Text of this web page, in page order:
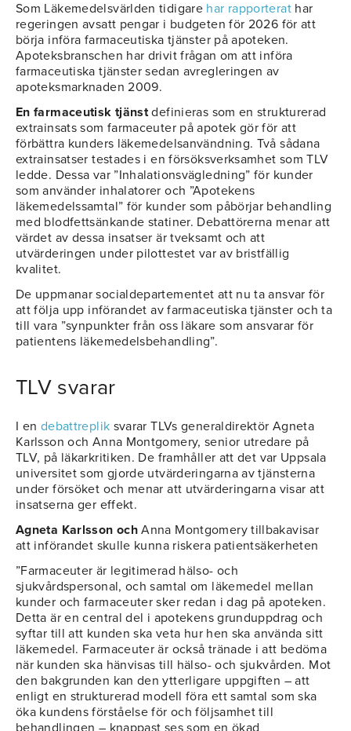
Som Läkemedelsvärlden tidigare har rapporterat har
regeringen avsatt pengar i budgeten för 2026 för att
börja införa farmaceutiska tjänster på apoteken.
Apoteksbranschen har drivit frågan om att införa
farmaceutiska tjänster sedan avregleringen av
apoteksmarknaden 2009.
En farmaceutisk tjänstdefinieras som en strukturerad
extrainsats som farmaceuter på apotek gör för att
förbättra kunders läkemedelsanvändning. Två sådana
extrainsatser testades i en försöksverksamhet som TLV
ledde. Dessa var ”Inhalationsvägledning” för kunder
som använder inhalatorer och ”Apotekens
läkemedelssamtal” för kunder som påbörjar behandling
med blodfettsänkande statiner. Debattörerna menar att
värdet av dessa insatser är tveksamt och att
utvärderingen under pilottestet var av bristfällig
kvalitet.
De uppmanar socialdepartementet att nu ta ansvar för
att följa upp införandet av farmaceutiska tjänster och ta
till vara ”synpunkter från oss läkare som ansvarar för
patientens läkemedelsbehandling”.
TLV svarar
I en debattreplik svarar TLVs generaldirektör Agneta
Karlsson och Anna Montgomery, senior utredare på
TLV, på läkarkritiken. De framhåller att det var Uppsala
universitet som gjorde utvärderingarna av tjänsterna
under försöket och menar att utvärderingarna visar att
insatserna ger effekt.
Agneta Karlsson och Anna Montgomery tillbakavisar
att införandet skulle kunna riskera patientsäkerheten
”Farmaceuter är legitimerad hälso- och
sjukvårdspersonal, och samtal om läkemedel mellan
kunder och farmaceuter sker redan i dag på apoteken.
Detta är en central del i apotekens grunduppdrag och
syftar till att kunden ska veta hur hen ska använda sitt
läkemedel. Farmaceuter är också tränade i att bedöma
när kunden ska hänvisas till hälso- och sjukvården. Mot
den bakgrunden kan den ytterligare uppgiften – att
enligt en strukturerad modell föra ett samtal som ska
öka kundens förståelse för och följsamhet till